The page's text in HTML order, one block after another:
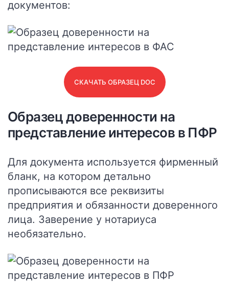
документов:
СКАЧАТЬ ОБРАЗЕЦ DOC
Образец доверенности на
представление интересов в ПФР
Для документа используется фирменный
бланк, на котором детально
прописываются все реквизиты
предприятия и обязанности доверенного
лица. Заверение у нотариуса
необязательно.